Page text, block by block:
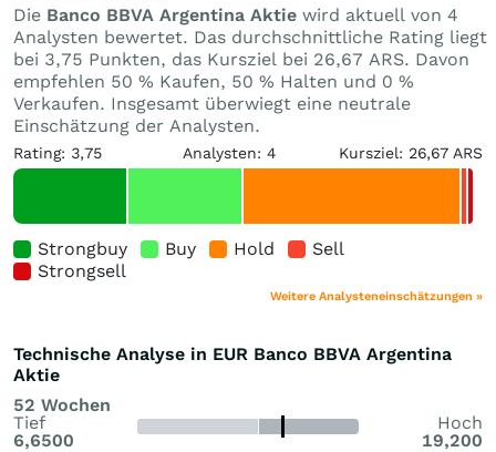
Die Banco BBVA Argentina Aktie wird aktuell von 4
Analysten bewertet. Das durchschnittliche Rating liegt
bei 3,75 Punkten, das Kursziel bei 26,67 ARS. Davon
empfehlen 50 % Kaufen, 50 % Halten und 0 %
Verkaufen. Insgesamt überwiegt eine neutrale
Einschätzung der Analysten.
Rating: 3,75 Analysten: 4 Kursziel: 26,67 ARS
Strongbuy Buy Hold
Sell
Strongsell
Weitere Analysteneinschätzungen »
Technische Analyse in EUR Banco BBVA Argentina
Aktie
52 Wochen
Tief
6,6500
Hoch
19,200